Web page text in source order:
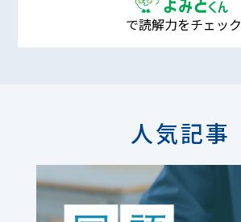
で読解力をチェック
人気記事